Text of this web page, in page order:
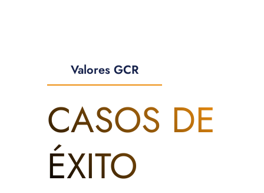
Valores GCR
CASOS DE
ÉXITO